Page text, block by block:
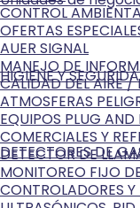
HIGIENE Y
DETECTORES DE
CONTROL
OFERTAS
AUER SIGNAL
MANEJO DE
CALIDAD DEL AIRE /
ATMOSFERAS
EQUIPOS PLUG AND
COMERCIALES Y
DETECTOR DE
MONITOREO FIJO
CONTROLADORES Y